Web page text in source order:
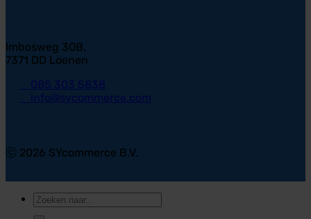
Imbosweg 30B,
7371 DD Loenen
085 303 5838
info@sycommerce.com
ⓒ 2026 SYcommerce B.V.
Zoeken
naar: